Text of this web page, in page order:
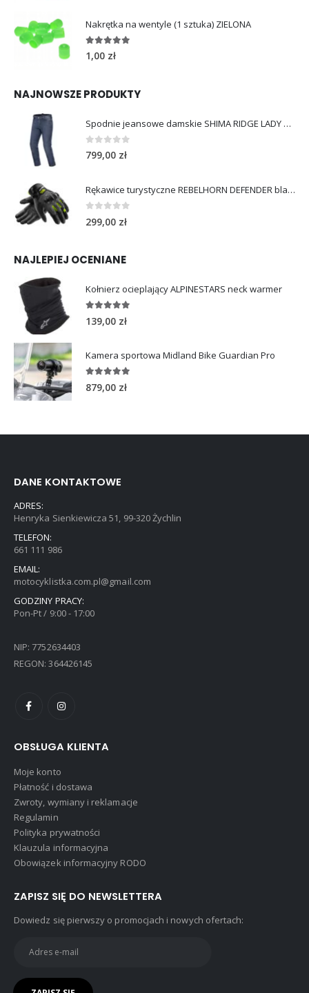
Nakrętka na wentyle (1 sztuka) ZIELONA
5.00 out of 5
1,00 zł
NAJNOWSZE PRODUKTY
Spodnie jeansowe damskie SHIMA RIDGE LADY blue
0out of 5
799,00 zł
Rękawice turystyczne REBELHORN DEFENDER black yellow fluo
0out of 5
299,00 zł
NAJLEPIEJ OCENIANE
Kołnierz ocieplający ALPINESTARS neck warmer
5.00out of 5
139,00 zł
Kamera sportowa Midland Bike Guardian Pro
5.00out of 5
879,00 zł
DANE KONTAKTOWE
ADRES:
Henryka Sienkiewicza 51, 99-320 Żychlin
TELEFON:
661 111 986
EMAIL:
motocyklistka.com.pl@gmail.com
GODZINY PRACY:
Pon-Pt / 9:00 - 17:00
NIP: 7752634403
REGON: 364426145
OBSŁUGA KLIENTA
Moje konto
Płatność i dostawa
Zwroty, wymiany i reklamacje
Regulamin
Polityka prywatności
Klauzula informacyjna
Obowiązek informacyjny RODO
ZAPISZ SIĘ DO NEWSLETTERA
Dowiedz się pierwszy o promocjach i nowych ofertach: